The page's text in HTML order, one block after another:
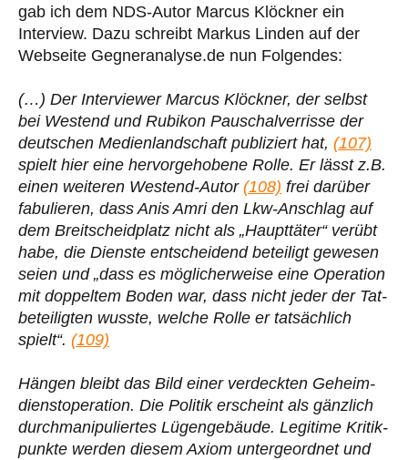
gab ich dem NDS-Autor Marcus Klöckner ein
Interview. Dazu schreibt Markus Linden auf der
Webseite Gegneranalyse.de nun Folgendes:
(…) Der Inter­viewer Marcus Klöck­ner, der selbst
bei Westend und Rubikon Pau­schal­ver­risse der
deut­schen Medi­en­land­schaft publi­ziert hat, (107)
spielt hier eine her­vor­ge­ho­bene Rolle. Er lässt z.B.
einen wei­te­ren Westend-Autor (108) frei darüber
fabu­lie­ren, dass Anis Amri den Lkw-Anschlag auf
dem Breit­scheid­platz nicht als „Haupt­tä­ter“ verübt
habe, die Dienste ent­schei­dend betei­ligt gewesen
seien und „dass es mög­li­cher­weise eine Ope­ra­tion
mit dop­pel­tem Boden war, dass nicht jeder der Tat­
be­tei­lig­ten wusste, welche Rolle er tat­säch­lich
spielt“. (109)
Hängen bleibt das Bild einer ver­deck­ten Geheim­
dienst­ope­ra­tion. Die Politik erscheint als gänz­lich
durch­ma­ni­pu­lier­tes Lügen­ge­bäude. Legi­time Kri­tik­
punkte werden diesem Axiom unter­ge­ord­net und